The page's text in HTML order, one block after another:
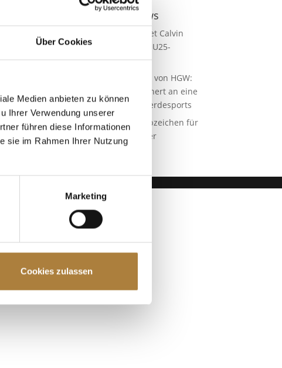
Über Cookies
Medien anbieten zu können
Ihrer Verwendung unserer
führen diese Informationen
sie im Rahmen Ihrer Nutzung
Marketing
Cookies zulassen
Aktuelle News
Talentpool-Athlet Calvin
Böckmann wird U25-
Weltmeister
100. Geburtstag von HGW:
Warendorf erinnert an eine
Legende des Pferdesports
Goldenes Reitabzeichen für
Carolina Miesner